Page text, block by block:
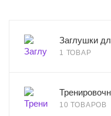
Заглушки
1 ТОВАР
10 ТОВАРОВ